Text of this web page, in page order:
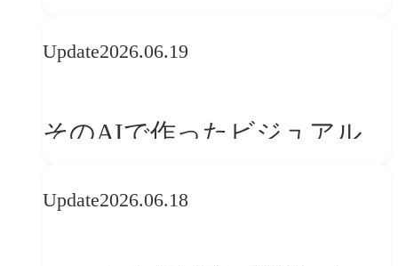
は大丈夫か?【POLA春節事例
Update2026.06.19
そのAIで作ったビジュアル、
せんか？
Update2026.06.18